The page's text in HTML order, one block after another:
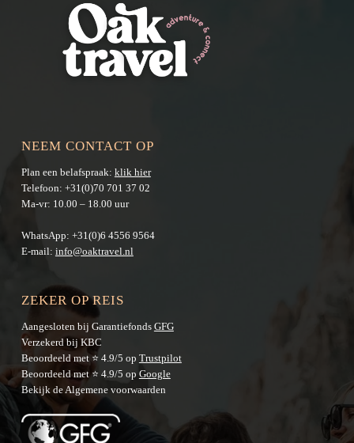
NEEM CONTACT OP
Plan een belafspraak: klik hier
Telefoon: +31(0)70 701 37 02
Ma-vr: 10.00 – 18.00 uur
WhatsApp: +31(0)6 4556 9564
E-mail: info@oaktravel.nl
ZEKER OP REIS
Aangesloten bij Garantiefonds GFG
Verzekerd bij KBC
Beoordeeld met ⭐ 4.9/5 op Trustpilot
Beoordeeld met ⭐ 4.9/5 op Google
Bekijk deAlgemene voorwaarden